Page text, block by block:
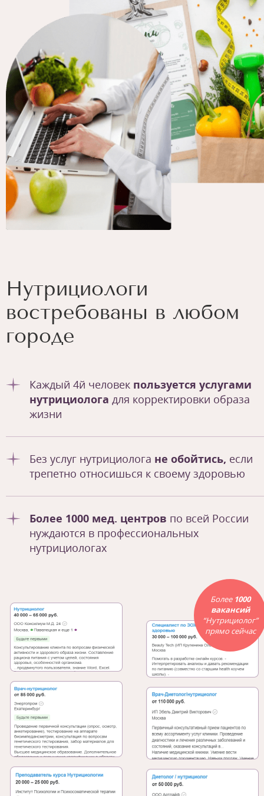
Более 1000
вакансий
“Нутрициолог”
прямо сейчас
Нутрициологи
востребованы в любом
городе
Каждый 4й человек пользуется услугами
нутрициолога для корректировки образа
жизни
Без услуг нутрициолога не обойтись, если
трепетно относишься к своему здоровью
Более 1000 мед. центров по всей России
нуждаются в профессиональных
нутрициологах